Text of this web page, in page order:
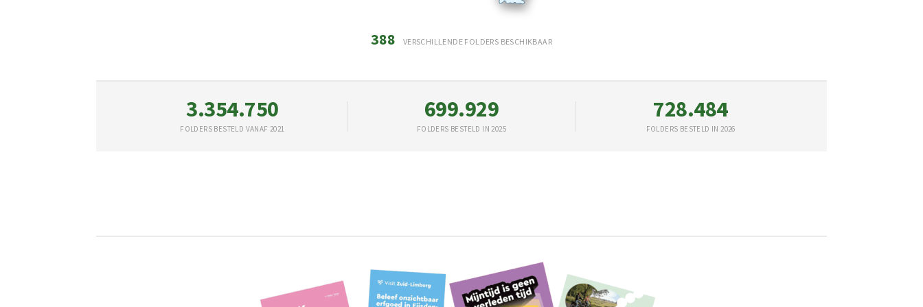
388 VERSCHILLENDE FOLDERS BESCHIKBAAR
3.354.750
FOLDERS BESTELD VANAF 2021
699.929
FOLDERS BESTELD IN 2025
728.484
FOLDERS BESTELD IN 2026